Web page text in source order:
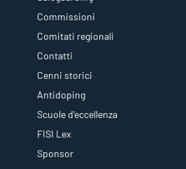
Commissioni
Comitati regionali
Contatti
Cenni storici
Antidoping
Scuole d'eccellenza
FISI Lex
Sponsor